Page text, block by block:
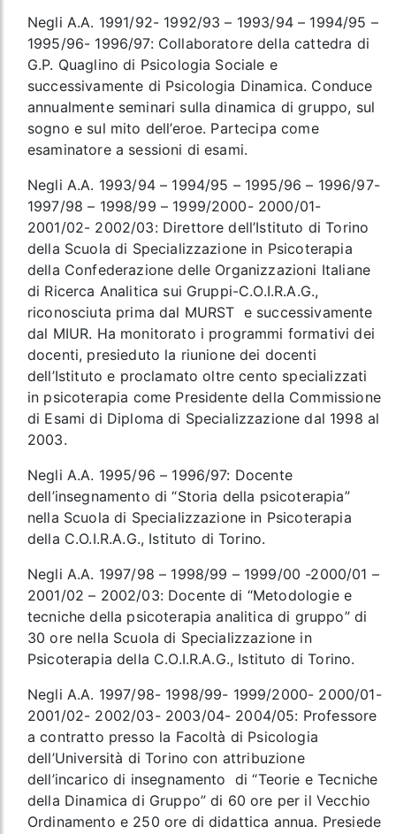
Negli A.A. 1991/92- 1992/93 – 1993/94 – 1994/95 –
1995/96- 1996/97: Collaboratore della cattedra di
G.P. Quaglino di Psicologia Sociale e
successivamente di Psicologia Dinamica. Conduce
annualmente seminari sulla dinamica di gruppo, sul
sogno e sul mito dell’eroe. Partecipa come
esaminatore a sessioni di esami.
Negli A.A. 1993/94 – 1994/95 – 1995/96 – 1996/97-
1997/98 – 1998/99 – 1999/2000- 2000/01-
2001/02- 2002/03: Direttore dell’Istituto di Torino
della Scuola di Specializzazione in Psicoterapia
della Confederazione delle Organizzazioni Italiane
di Ricerca Analitica sui Gruppi-C.O.I.R.A.G.,
riconosciuta prima dal MURST e successivamente
dal MIUR. Ha monitorato i programmi formativi dei
docenti, presieduto la riunione dei docenti
dell’Istituto e proclamato oltre cento specializzati
in psicoterapia come Presidente della Commissione
di Esami di Diploma di Specializzazione dal 1998 al
2003.
Negli A.A. 1995/96 – 1996/97: Docente
dell’insegnamento di “Storia della psicoterapia”
nella Scuola di Specializzazione in Psicoterapia
della C.O.I.R.A.G., Istituto di Torino.
Negli A.A. 1997/98 – 1998/99 – 1999/00 -2000/01 –
2001/02 – 2002/03: Docente di “Metodologie e
tecniche della psicoterapia analitica di gruppo” di
30 ore nella Scuola di Specializzazione in
Psicoterapia della C.O.I.R.A.G., Istituto di Torino.
Negli A.A. 1997/98- 1998/99- 1999/2000- 2000/01-
2001/02- 2002/03- 2003/04- 2004/05: Professore
a contratto presso la Facoltà di Psicologia
dell’Università di Torino con attribuzione
dell’incarico di insegnamento di “Teorie e Tecniche
della Dinamica di Gruppo” di 60 ore per il Vecchio
Ordinamento e 250 ore di didattica annua. Presiede